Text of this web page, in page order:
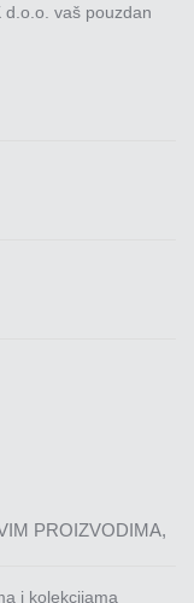
vaš pouzdan
PROIZVODIMA,
i kolekcijama